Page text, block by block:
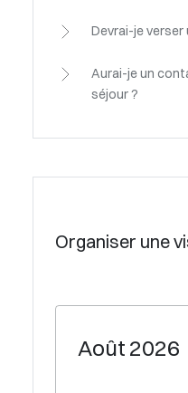
Devrai-je verser
Aurai-je un
séjour ?
Organiser une
Août 2026